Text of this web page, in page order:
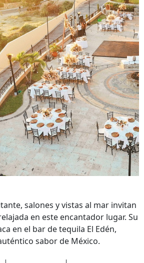
salones y vistas al mar invitan
en este encantador lugar. Su
en el bar de tequila El Edén,
sabor de México.